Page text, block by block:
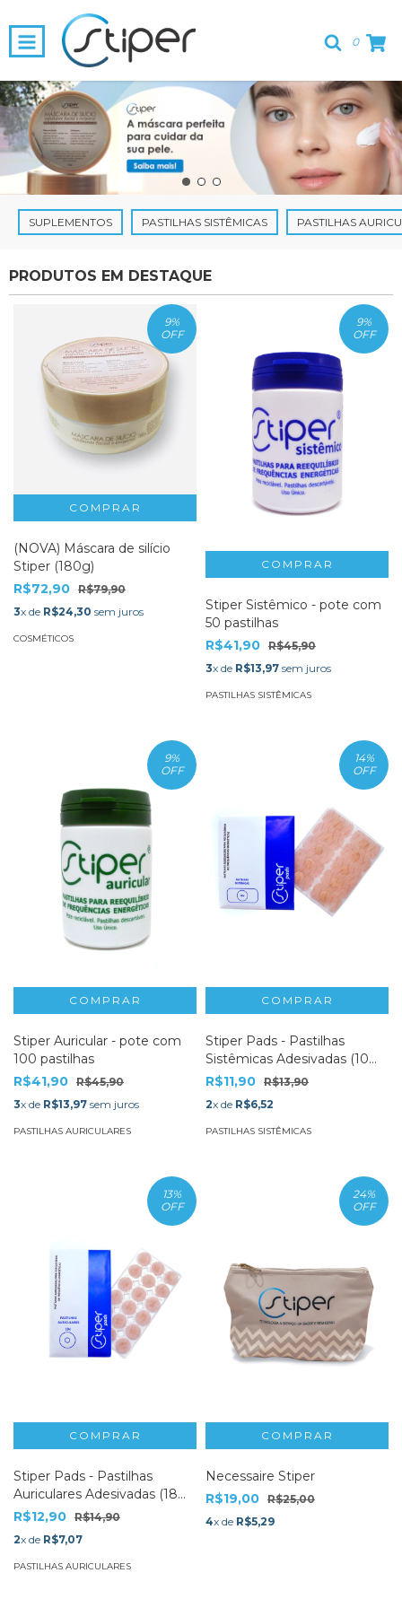
0
SUPLEMENTOS PASTILHAS SISTÊMICAS PASTILHAS
PRODUTOS EM DESTAQUE
9%
OFF
(NOVA) Máscara de silício
Stiper (180g)
R$72,90 R$79,90
3x de R$24,30 sem juros
COSMÉTICOS
9%
OFF
Stiper Sistêmico - pote com
50 pastilhas
R$41,90 R$45,90
3x de R$13,97 sem juros
PASTILHAS SISTÊMICAS
9%
OFF
Stiper Auricular - pote com
100 pastilhas
R$41,90 R$45,90
3x de R$13,97 sem juros
PASTILHAS AURICULARES
14%
OFF
Stiper Pads - Pastilhas
Sistêmicas Adesivadas (10
un)
R$11,90 R$13,90
2x de R$6,52
PASTILHAS SISTÊMICAS
13%
OFF
Stiper Pads - Pastilhas
Auriculares Adesivadas (18
un)
R$12,90 R$14,90
2x de R$7,07
PASTILHAS AURICULARES
24%
OFF
Necessaire Stiper
R$19,00 R$25,00
4x de R$5,29